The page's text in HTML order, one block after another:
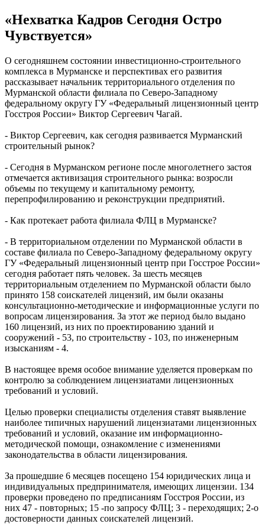
«Нехватка Кадров Сегодня Остро
Чувствуется»
О сегодняшнем состоянии инвестиционно-строительного
комплекса в Мурманске и перспективах его развития
рассказывает начальник территориального отделения по
Мурманской области филиала по Северо-Западному
федеральному округу ГУ «Федеральный лицензионный центр
Госстроя России» Виктор Сергеевич Чагай.
- Виктор Сергеевич, как сегодня развивается Мурманский
строительный рынок?
- Сегодня в Мурманском регионе после многолетнего застоя
отмечается активизация строительного рынка: возросли
объемы по текущему и капитальному ремонту,
перепрофилированию и реконструкции предприятий.
- Как протекает работа филиала ФЛЦ в Мурманске?
- В территориальном отделении по Мурманской области в
составе филиала по Северо-Западному федеральному округу
ГУ «Федеральный лицензионный центр при Госстрое России»
сегодня работает пять человек. За шесть месяцев
территориальным отделением по Мурманской области было
принято 158 соискателей лицензий, им были оказаны
консультационно-методические и информационные услуги по
вопросам лицензирования. За этот же период было выдано
160 лицензий, из них по проектированию зданий и
сооружений - 53, по строительству - 103, по инженерным
изысканиям - 4.
В настоящее время особое внимание уделяется проверкам по
контролю за соблюдением лицензиатами лицензионных
требований и условий.
Целью проверки специалисты отделения ставят выявление
наиболее типичных нарушений лицензиатами лицензионных
требований и условий, оказание им информационно-
методической помощи, ознакомление с изменениями
законодательства в области лицензирования.
За прошедшие 6 месяцев посещено 154 юридических лица и
индивидуальных предпринимателя, имеющих лицензии. 134
проверки проведено по предписаниям Госстроя России, из
них 47 - повторных; 15 -по запросу ФЛЦ; 3 - переходящих; 2-о
достоверности данных соискателей лицензий.